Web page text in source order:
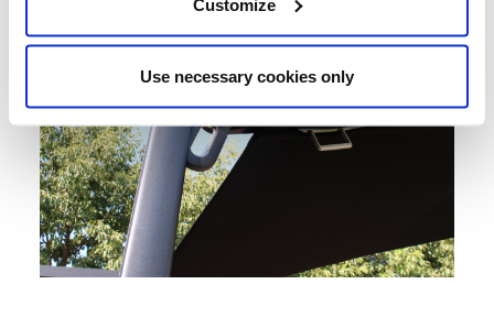
Customize
Use necessary cookies only